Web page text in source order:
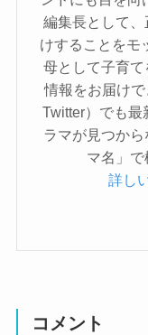
編集長として
けすることをモ
母として子育
情報をお届け
Twitter）でも最
ラマが見つか
マ名」で
詳し
コメント